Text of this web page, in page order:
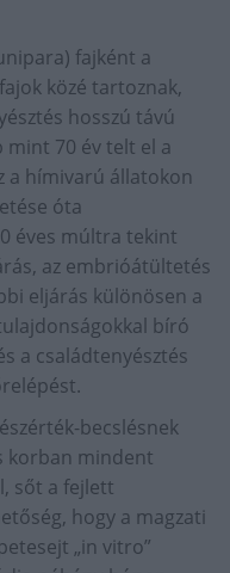
fajként a
közé tartoznak,
hosszú távú
70 év telt el a
a hímivarú állatokon
óta
éves múltra tekint
az embrióátültetés
eljárás különösen a
bíró
a családtenyésztés
becslésnek
korban mindent
sőt a fejlett
hogy a magzati
„in vitro”